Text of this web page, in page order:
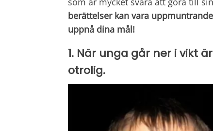
berättelser kan vara uppmuntrande
uppnå dina mål!
1. När unga går ner i vikt
otrolig.